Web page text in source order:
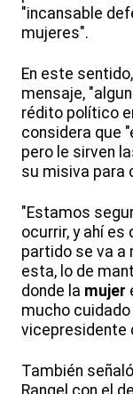
"incansable
mujeres".
En este
mensaje,
rédito político
considera que
pero le sirven
su misiva para
"Estamos
ocurrir, y ahí es
partido se va a
esta, lo de
donde la mujer
mucho cuidado
vicepresidente
También